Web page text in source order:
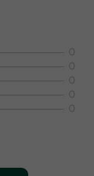
0
0
0
0
0